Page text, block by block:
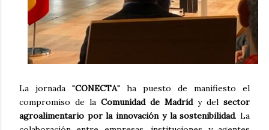
La jornada "CONECTA" ha puesto de manifiesto el
compromiso de la Comunidad de Madridy del sector
agroalimentario por la innovación y la sostenibilidad. La